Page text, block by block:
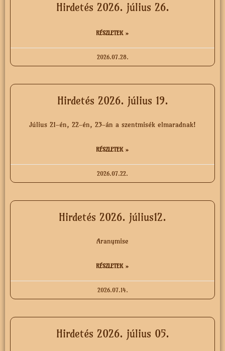
Hirdetés 2026. július 26.
RÉSZLETEK »
2026.07.28.
Hirdetés 2026. július 19.
Július 21-én, 22-én, 23-án a szentmisék elmaradnak!
RÉSZLETEK »
2026.07.22.
Hirdetés 2026. július12.
Aranymise
RÉSZLETEK »
2026.07.14.
Hirdetés 2026. július 05.